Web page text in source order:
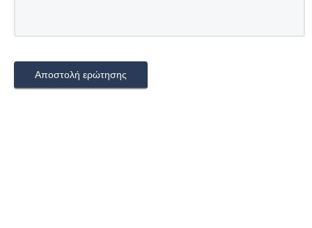
Αποστολή ερώτησης